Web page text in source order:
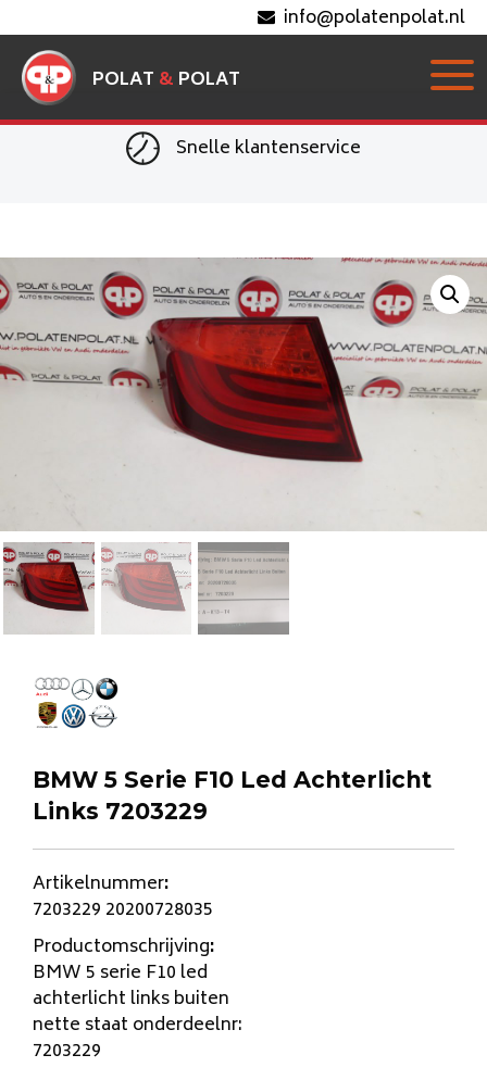
info@polatenpolat.nl
POLAT & POLAT
Snelle klantenservice
BMW 5 Serie F10 Led Achterlicht
Links 7203229
Artikelnummer:
7203229 20200728035
Productomschrijving:
BMW 5 serie F10 led
achterlicht links buiten
nette staat onderdeelnr:
7203229